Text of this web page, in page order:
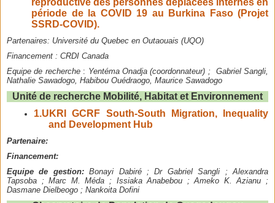
reproductive des personnes déplacées internes en
période de la COVID 19 au Burkina Faso (Projet
SSRD-COVID).
Partenaires: Université du Quebec en Outaouais (UQO)
Financement : CRDI Canada
Equipe de recherche: Yentéma Onadja (coordonnateur) ; Gabriel Sangli,
Nathalie Sawadogo, Habibou Ouédraogo, Maurice Sawadogo
Unité de recherche Mobilité, Habitat et Environnement
1.UKRI GCRF South-South Migration, Inequality
and Development Hub
Partenaire:
Financement:
Equipe de gestion:Bonayi Dabiré ; Dr Gabriel Sangli ; Alexandra
Tapsoba ; Marc M. Méda ; Issiaka Anabebou ; Ameko K. Azianu ;
Dasmane Dielbeogo ; Nankoita Dofini